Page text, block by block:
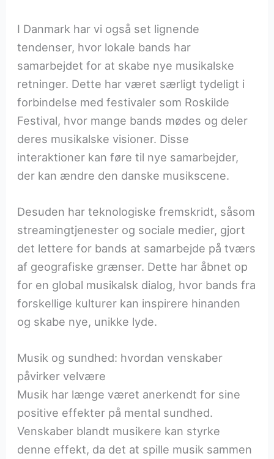
I Danmark har vi også set lignende
tendenser, hvor lokale bands har
samarbejdet for at skabe nye musikalske
retninger. Dette har været særligt tydeligt i
forbindelse med festivaler som Roskilde
Festival, hvor mange bands mødes og deler
deres musikalske visioner. Disse
interaktioner kan føre til nye samarbejder,
der kan ændre den danske musikscene.
Desuden har teknologiske fremskridt, såsom
streamingtjenester og sociale medier, gjort
det lettere for bands at samarbejde på tværs
af geografiske grænser. Dette har åbnet op
for en global musikalsk dialog, hvor bands fra
forskellige kulturer kan inspirere hinanden
og skabe nye, unikke lyde.
Musik og sundhed: hvordan venskaber
påvirker velvære
Musik har længe været anerkendt for sine
positive effekter på mental sundhed.
Venskaber blandt musikere kan styrke
denne effekt, da det at spille musik sammen